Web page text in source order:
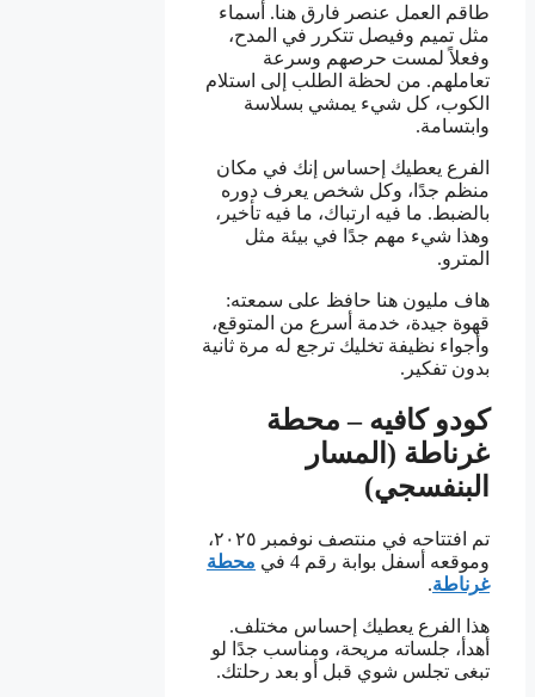
طاقم العمل عنصر فارق هنا. أسماء
مثل تميم وفيصل تتكرر في المدح،
وفعلاً لمست حرصهم وسرعة
تعاملهم. من لحظة الطلب إلى استلام
الكوب، كل شيء يمشي بسلاسة
وابتسامة.
الفرع يعطيك إحساس إنك في مكان
منظم جدًا، وكل شخص يعرف دوره
بالضبط. ما فيه ارتباك، ما فيه تأخير،
وهذا شيء مهم جدًا في بيئة مثل
المترو.
هاف مليون هنا حافظ على سمعته:
قهوة جيدة، خدمة أسرع من المتوقع،
وأجواء نظيفة تخليك ترجع له مرة ثانية
بدون تفكير.
كودو كافيه – محطة
غرناطة (المسار
البنفسجي)
تم افتتاحه في منتصف نوفمبر ٢٠٢٥،
وموقعه أسفل بوابة رقم 4 في
محطة
غرناطة.
هذا الفرع يعطيك إحساس مختلف.
أهدأ، جلساته مريحة، ومناسب جدًا لو
تبغى تجلس شوي قبل أو بعد رحلتك.